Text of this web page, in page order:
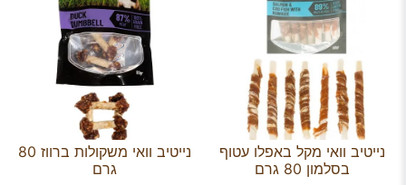
נייטיב וואי מקל באפלו עטוף
בסלמון 80 גרם
נייטיב וואי משקולות ברווז 80
גרם